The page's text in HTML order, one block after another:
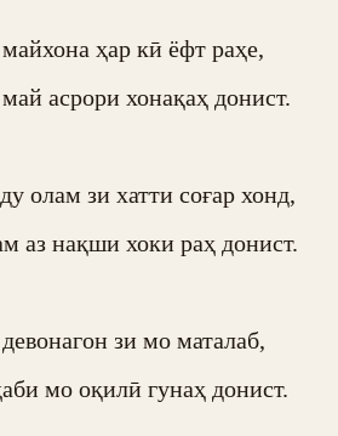
ҳар кӣ ёфт раҳе,
асрори хонақаҳ донист.
олам зи хатти соғар хонд,
аз нақши хоки раҳ донист.
зи мо маталаб,
мо оқилӣ гунаҳ донист.